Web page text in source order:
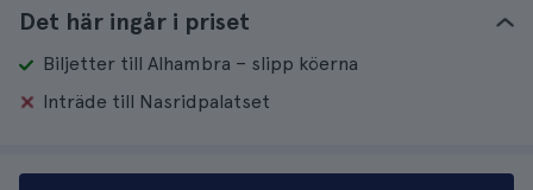
Det här ingår i priset
Biljetter till Alhambra – slipp köerna
Inträde till Nasridpalatset